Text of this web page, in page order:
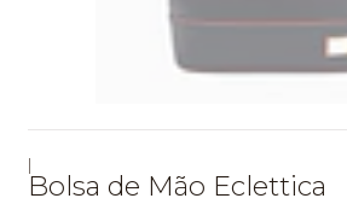
|
Bolsa de Mão Eclettica